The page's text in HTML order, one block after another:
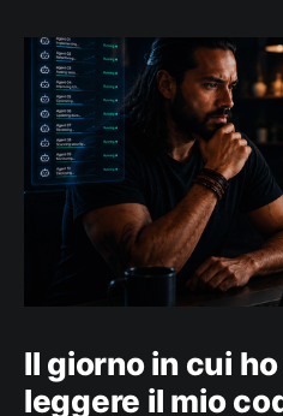
Il giorno in cui
leggere il mio